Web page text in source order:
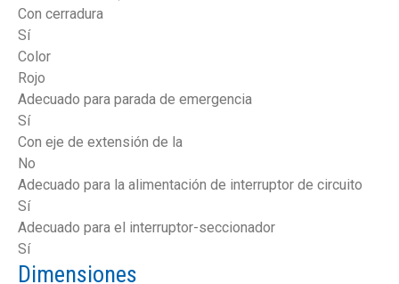
Con cerradura
Sí
Color
Rojo
Adecuado para parada de emergencia
Sí
Con eje de extensión de la
No
Adecuado para la alimentación de interruptor de circuito
Sí
Adecuado para el interruptor-seccionador
Sí
Dimensiones